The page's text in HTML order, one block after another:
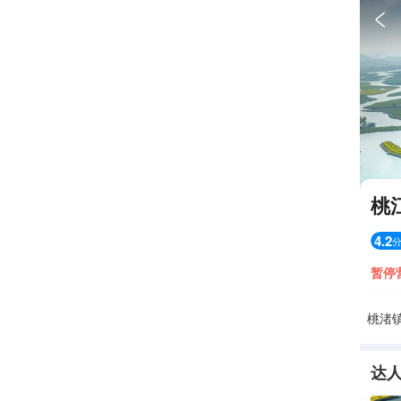

桃
4.2分
暂停
桃渚
达